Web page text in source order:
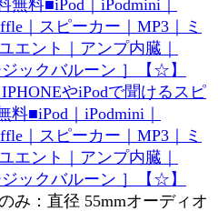
やiPodで聞けるスピ
■iPod｜iPodmini｜
｜スピーカー｜MP3｜ミ
エント｜アンプ内臓｜
ックバルーン ］【☆】
み：直径 55mmオーディオ